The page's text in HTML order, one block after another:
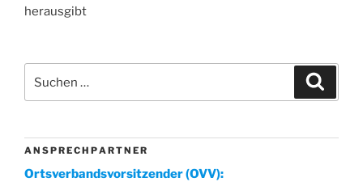
herausgibt
nach:
A N S P R E C H P A R T N E R
Ortsverbandsvorsitzender (OVV):